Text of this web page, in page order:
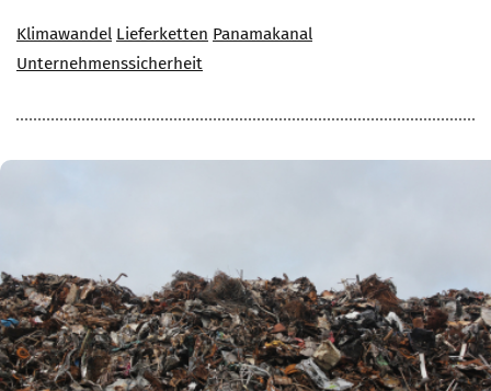
Klimawandel Lieferketten Panamakanal
Unternehmenssicherheit